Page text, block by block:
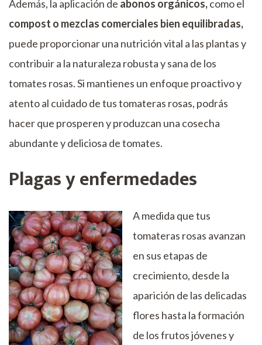
Además, la aplicación de abonos orgánicos,como el
compost o mezclas comerciales bien equilibradas,
puede proporcionar una nutrición vital a las plantas y
contribuir a la naturaleza robusta y sana de los
tomates rosas. Si mantienes un enfoque proactivo y
atento al cuidado de tus tomateras rosas, podrás
hacer que prosperen y produzcan una cosecha
abundante y deliciosa de tomates.
Plagas y enfermedades
A medida que tus
tomateras rosas avanzan
en sus etapas de
crecimiento, desde la
aparición de las delicadas
flores hasta la formación
de los frutos jóvenes y